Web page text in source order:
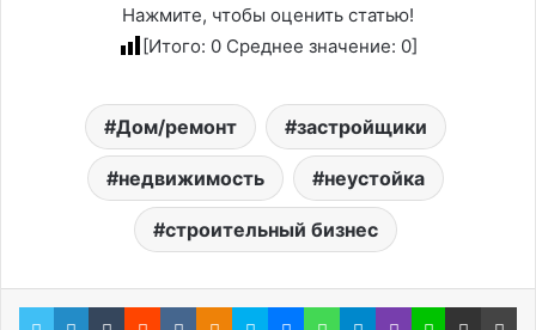
Нажмите, чтобы оценить статью!
[Итого: 0 Среднее значение: 0]
Дом/ремонт застройщики
недвижимость неустойка
строительный бизнес
TwitterLinkedInTumblrRedditВконтакте
Одноклассники
SkypeMessenger
WhatsApp
Telegram
ViberLine Поделиться через электронную почту